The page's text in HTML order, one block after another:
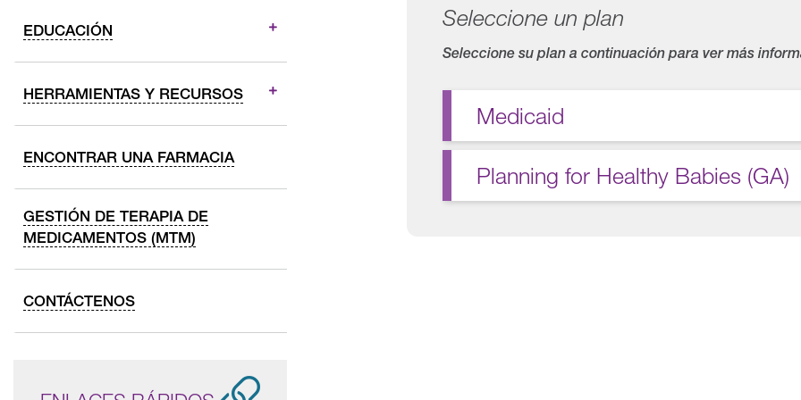
EDUCACIÓN
HERRAMIENTAS Y RECURSOS
ENCONTRAR UNA FARMACIA
GESTIÓN DE TERAPIA DE
MEDICAMENTOS (MTM)
CONTÁCTENOS
Seleccione un plan
Seleccione su plan a continuación para ver más
Medicaid
Planning for Healthy Babies (GA)